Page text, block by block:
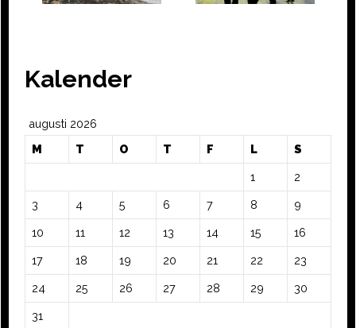
Kalender
augusti 2026
M
T O T F L S
1 2
3 4 5 6 7 8 9
10 11 12 13 14 15 16
17 18 19 20 21 22 23
24 25 26 27 28 29 30
31